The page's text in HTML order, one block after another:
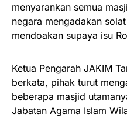
menyarankan semua
negara mengadakan
mendoakan supaya isu
Ketua Pengarah JAKIM
berkata, pihak turut
beberapa masjid
Jabatan Agama Islam